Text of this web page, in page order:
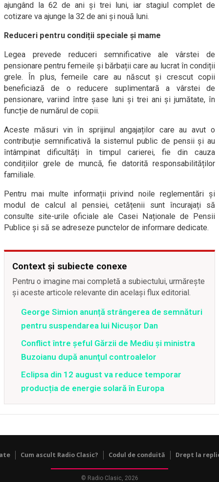
ajungând la 62 de ani și trei luni, iar stagiul complet de
cotizare va ajunge la 32 de ani și nouă luni.
Reduceri pentru condiții speciale și mame
Legea prevede reduceri semnificative ale vârstei de
pensionare pentru femeile și bărbații care au lucrat în condiții
grele. În plus, femeile care au născut și crescut copii
beneficiază de o reducere suplimentară a vârstei de
pensionare, variind între șase luni și trei ani și jumătate, în
funcție de numărul de copii.
Aceste măsuri vin în sprijinul angajaților care au avut o
contribuție semnificativă la sistemul public de pensii și au
întâmpinat dificultăți în timpul carierei, fie din cauza
condițiilor grele de muncă, fie datorită responsabilităților
familiale.
Pentru mai multe informații privind noile reglementări și
modul de calcul al pensiei, cetățenii sunt încurajați să
consulte site-urile oficiale ale Casei Naționale de Pensii
Publice și să se adreseze punctelor de informare dedicate.
Context și subiecte conexe
Pentru o imagine mai completă a subiectului, urmărește
și aceste articole relevante din același flux editorial.
George Simion anunță strângerea de semnături
pentru suspendarea lui Nicușor Dan
Conflict între şeful Gărzii de Mediu şi ministra
Buzoianu după anunţul controalelor
Eclipsa din 12 august va reduce temporar
producția de energie solară în Europa
Cum ascult Radio Clasic? Codul de conduită Drept la
© Radio Clasic, 2026